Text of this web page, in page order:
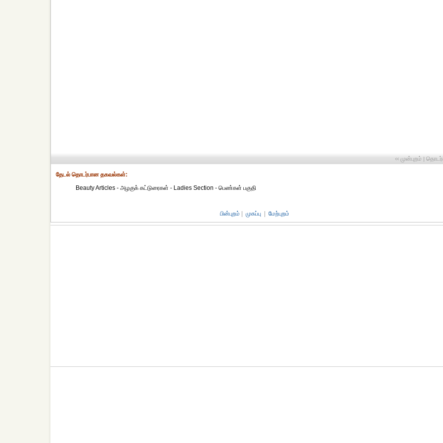
‹‹ முன்புறம் |
தேட‌ல் தொட‌ர்பான தகவ‌ல்க‌ள்:
Beauty Articles - அழகுக் கட்டுரைகள் - Ladies Section - பெண்கள் பகுதி
பின்புறம் முகப்பு மேற்புறம்